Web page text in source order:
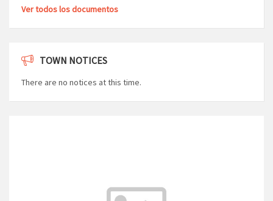
Ver todos los documentos
TOWN NOTICES
There are no notices at this time.